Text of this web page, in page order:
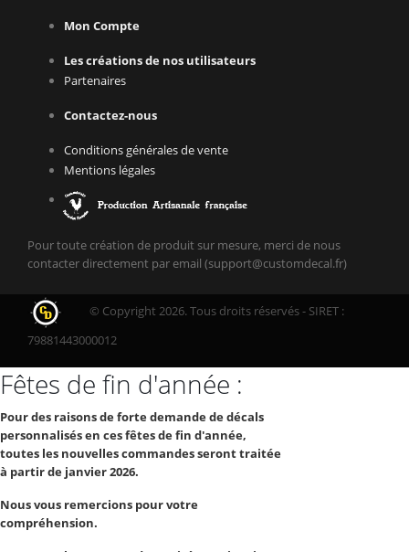
Mon Compte
Les créations de nos utilisateurs
Partenaires
Contactez-nous
Conditions générales de vente
Mentions légales
Pour toute création de produit sur mesure, merci de nous
contacter directement par email (support@customdecal.fr)
© Copyright 2026. Tous droits réservés - SIRET :
79881443000012
Fêtes de fin d'année :
Pour des raisons de forte demande de décals
personnalisés en ces fêtes de fin d'année,
toutes les nouvelles commandes seront traitée
à partir de janvier 2026.
Nous vous remercions pour votre
compréhension.